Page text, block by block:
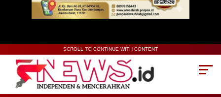
SCROLL TO CONTINUE WITH CONTENT